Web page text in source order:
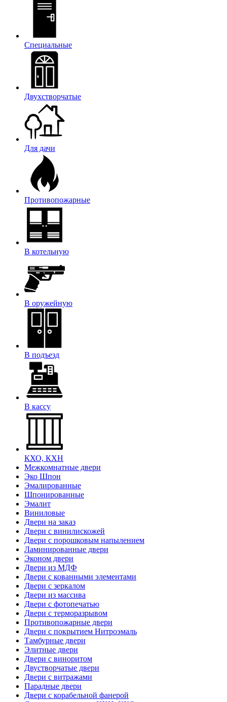
Специальные
Двухстворчатые
Для дачи
Противопожарные
В котельную
В оружейную
В подъезд
В кассу
КХО, КХН
Межкомнатные двери
Эко Шпон
Эмалированные
Шпонированные
Эмалит
Виниловые
Двери на заказ
Двери с винилискожей
Двери с порошковым напылением
Ламинированные двери
Эконом двери
Двери из МДФ
Двери с кованными элементами
Двери с зеркалом
Двери из массива
Двери с фотопечатью
Двери с терморазрывом
Противопожарные двери
Двери с покрытием Нитроэмаль
Тамбурные двери
Элитные двери
Двери с виноритом
Двустворчатые двери
Двери с витражами
Парадные двери
Двери с корабельной фанерой